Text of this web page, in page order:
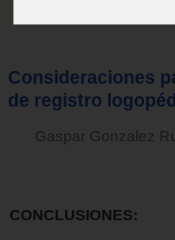
Consideraciones
de registro
Gaspar Gonzalez
CONCLUSIONES: